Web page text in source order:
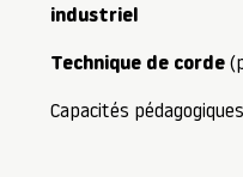
industriel
Technique de corde
Capacités pédagogiques